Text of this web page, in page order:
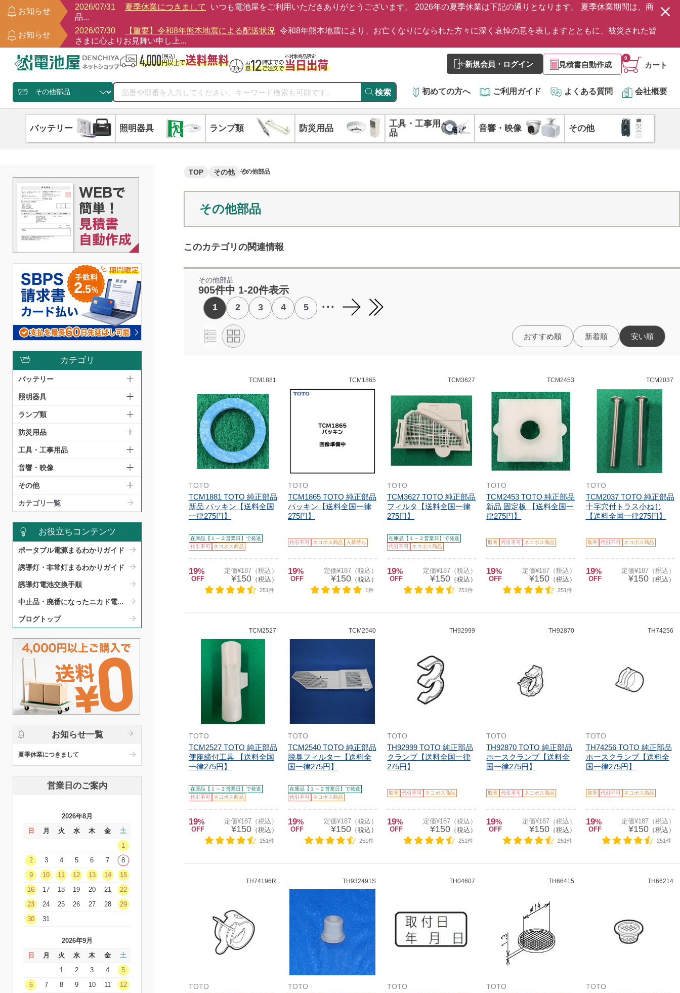
お知らせ
2026/07/31 夏季休業につきまして
いつも電池屋をご利用いただきありがとうございます。 2026年の夏季休業は下記の通りとなります。 夏季休業期間は、商
品...
お知らせ
2026/07/30 【重要】令和8年熊本地震による配送状況 令和8年熊本地震により、お亡くなりになられた方々に深く哀悼の意を表しますとともに、被災された皆
さまに心よりお見舞い申し上...
新規会員・ログイン 見積書自動作成 カート
0
検索 初めての方へ ご利用ガイド よくある質問 会社概要
バッテリー 照明器具 ランプ類 防災用品
工具・工事用
品
音響・映像 その他
カテゴリ
バッテリー
照明器具
ランプ類
防災用品
工具・工事用品
音響・映像
その他
カテゴリ一覧
お役立ちコンテンツ
ポータブル電源まるわかりガイド​
誘導灯・非常灯まるわかりガイド​
誘導灯電池交換手順​
中止品・廃番になったニカド電...
ブログトップ
お知らせ一覧
夏季休業につきまして
営業日のご案内
2026年8月
日
月 火 水 木 金
土
1
2
3 4 5 6 7
8
9
10 11 12 13 14
15
16
17 18 19 20 21
22
23
24 25 26 27 28
29
30
31
2026年9月
日
月 火 水 木 金
土
1
2 3 4
5
6
7 8 9 10 11
12
TOP その他 その他部品
その他部品
このカテゴリの関連情報
その他部品
905件中 1-20件表示
1 2 3 4 5 ...
おすすめ順 新着順 安い順
TCM1881
TOTO
TCM1881 TOTO 純正部品
新品 パッキン【送料全国
一律275円】
在庫品【１～２営業日】で発送
代引不可 ネコポス商品
19%
OFF
定価¥187（税込）
¥150 （税込）
251件
TCM1865
TOTO
TCM1865 TOTO 純正部品
パッキン【送料全国一律
275円】
代引不可 ネコポス商品 入荷待ち
19%
OFF
定価¥187（税込）
¥150（税込）
1件
TCM3627
TOTO
TCM3627 TOTO 純正部品
フィルタ【送料全国一律
275円】
在庫品【１～２営業日】で発送
代引不可 ネコポス商品
19%
OFF
定価¥187（税込）
¥150（税込）
251件
TCM2453
TOTO
TCM2453 TOTO 純正部品
新品 固定板 【送料全国一
律275円】
取寄 代引不可 ネコポス商品
19%
OFF
定価¥187（税込）
¥150（税込）
251件
TCM2037
TOTO
TCM2037 TOTO 純正部品
十字穴付トラス小ねじ
【送料全国一律275円】
取寄 代引不可 ネコポス商品
19%
OFF
定価¥187（税込）
¥150 （税込）
TCM2527
TOTO
TCM2527 TOTO 純正部品
便座締付工具 【送料全国
一律275円】
在庫品【１～２営業日】で発送
代引不可 ネコポス商品
19%
OFF
定価¥187（税込）
¥150 （税込）
251件
TCM2540
TOTO
TCM2540 TOTO 純正部品
脱臭フィルター【送料全
国一律275円】
在庫品【１～２営業日】で発送
代引不可 ネコポス商品
19%
OFF
定価¥187（税込）
¥150（税込）
251件
TH92999
TOTO
TH92999 TOTO 純正部品
クランプ【送料全国一律
275円】
取寄 代引不可 ネコポス商品
19%
OFF
定価¥187（税込）
¥150（税込）
251件
TH92870
TOTO
TH92870 TOTO 純正部品
ホースクランプ【送料全
国一律275円】
取寄 代引不可 ネコポス商品
19%
OFF
定価¥187（税込）
¥150（税込）
251件
TH74256
TOTO
TH74256 TOTO 純正部品
ホースクランプ【送料全
国一律275円】
取寄 代引不可 ネコポス商品
19%
OFF
定価¥187（税込）
¥150 （税込）
251件
TH74196R
TOTO
TH932491S
TOTO
TH04607
TOTO
TH66415
TOTO
TH66214
TOTO